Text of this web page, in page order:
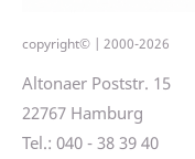
copyright© | 2000-2026
Altonaer Poststr. 15
22767 Hamburg
Tel.: 040 - 38 39 40